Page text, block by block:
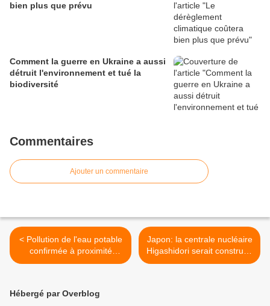
bien plus que prévu
Comment la guerre en Ukraine a aussi
détruit l'environnement et tué la
biodiversité
Commentaires
Ajouter un commentaire
< Pollution de l'eau potable
confirmée à proximité
d'exploitations de gaz de
Japon: la centrale nucléaire
Higashidori serait construite
sur une faille active >
Hébergé par Overblog